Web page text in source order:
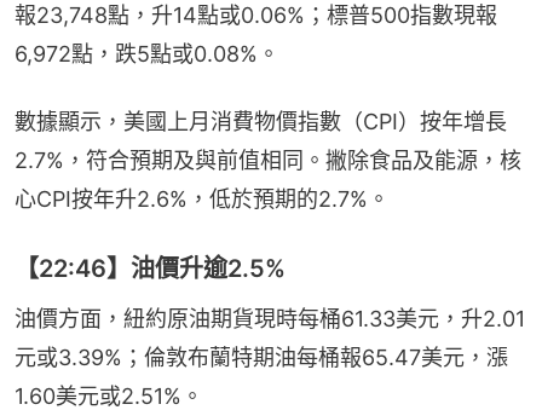
報23,748點，升14點或0.06%；標普500指數現報
6,972點，跌5點或0.08%。
數據顯示，美國上月消費物價指數（CPI）按年增長
2.7%，符合預期及與前值相同。撇除食品及能源，核
心CPI按年升2.6%，低於預期的2.7%。
【22:46】油價升逾2.5%
油價方面，紐約原油期貨現時每桶61.33美元，升2.01
元或3.39%；倫敦布蘭特期油每桶報65.47美元，漲
1.60美元或2.51%。